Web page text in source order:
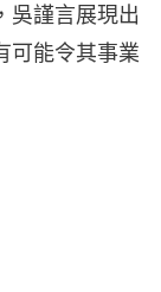
吳謹言展現出
可能令其事業